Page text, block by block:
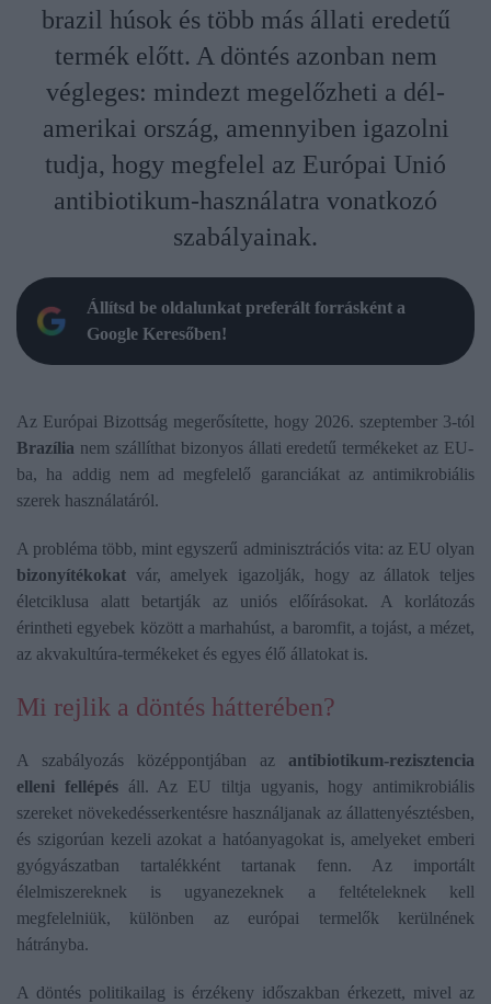
brazil húsok és több más állati eredetű
termék előtt. A döntés azonban nem
végleges: mindezt megelőzheti a dél-
amerikai ország, amennyiben igazolni
tudja, hogy megfelel az Európai Unió
antibiotikum-használatra vonatkozó
szabályainak.
Állítsd be oldalunkat preferált forrásként a
Google Keresőben!
Az Európai Bizottság megerősítette, hogy 2026. szeptember 3-tól
Brazília nem szállíthat bizonyos állati eredetű termékeket az EU-
ba, ha addig nem ad megfelelő garanciákat az antimikrobiális
szerek használatáról.
A probléma több, mint egyszerű adminisztrációs vita: az EU olyan
bizonyítékokat vár, amelyek igazolják, hogy az állatok teljes
életciklusa alatt betartják az uniós előírásokat. A korlátozás
érintheti egyebek között a marhahúst, a baromfit, a tojást, a mézet,
az akvakultúra-termékeket és egyes élő állatokat is.
Mi rejlik a döntés hátterében?
A szabályozás középpontjában az antibiotikum-rezisztencia
elleni fellépésáll. Az EU tiltja ugyanis, hogy antimikrobiális
szereket növekedésserkentésre használjanak az állattenyésztésben,
és szigorúan kezeli azokat a hatóanyagokat is, amelyeket emberi
gyógyászatban tartalékként tartanak fenn. Az importált
élelmiszereknek is ugyanezeknek a feltételeknek kell
megfelelniük, különben az európai termelők kerülnének
hátrányba.
A döntés politikailag is érzékeny időszakban érkezett, mivel az